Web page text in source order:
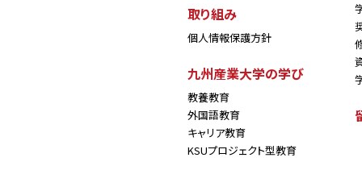
取り組み
個人情報保護方針
九州産業大学の学び
教養教育
外国語教育
キャリア教育
KSUプロジェクト型教育